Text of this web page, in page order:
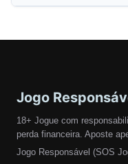
Jogo
18+ Jogue com
perda financeira. Aposte
Jogo Responsável (SOS